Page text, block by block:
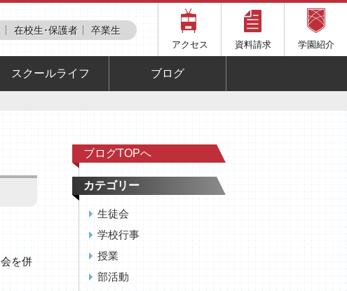
在校生･保護者 卒業生
アクセス 資料請求 学園紹介
スクールライフ ブログ
を併
ブログTOPへ
カテゴリー
生徒会
学校行事
授業
部活動